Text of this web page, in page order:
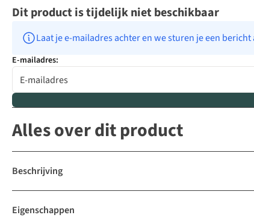
Dit product is tijdelijk niet beschikbaar
Laat je e-mailadres achter en we sturen je een
E-mailadres:
Alles over dit product
Beschrijving
Eigenschappen